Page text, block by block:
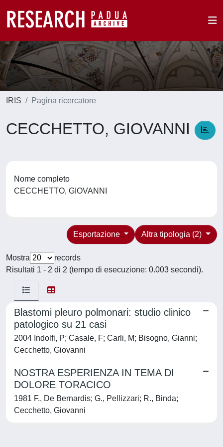
IRIS Pagina ricercatore
CECCHETTO, GIOVANNI
Nome completo
CECCHETTO, GIOVANNI
Altra tipologia (2)
Esportazione
Mostra
records
Risultati 1 - 2 di 2 (tempo di esecuzione: 0.003 secondi).
Blastomi pleuro polmonari: studio clinico
patologico su 21 casi
2004 Indolfi, P; Casale, F; Carli, M; Bisogno, Gianni;
Cecchetto, Giovanni
NOSTRA ESPERIENZA IN TEMA DI
DOLORE TORACICO
1981 F., De Bernardis; G., Pellizzari; R., Binda;
Cecchetto, Giovanni